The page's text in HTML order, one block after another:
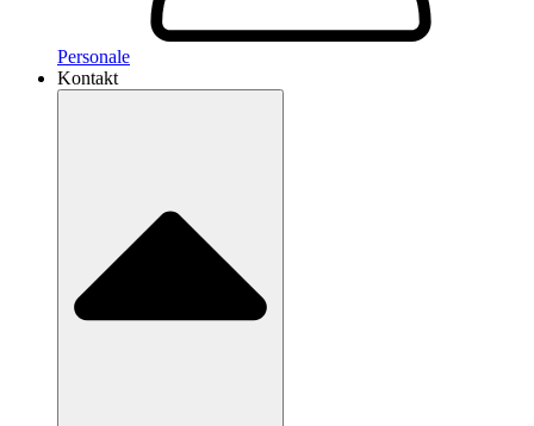
Personale
Kontakt